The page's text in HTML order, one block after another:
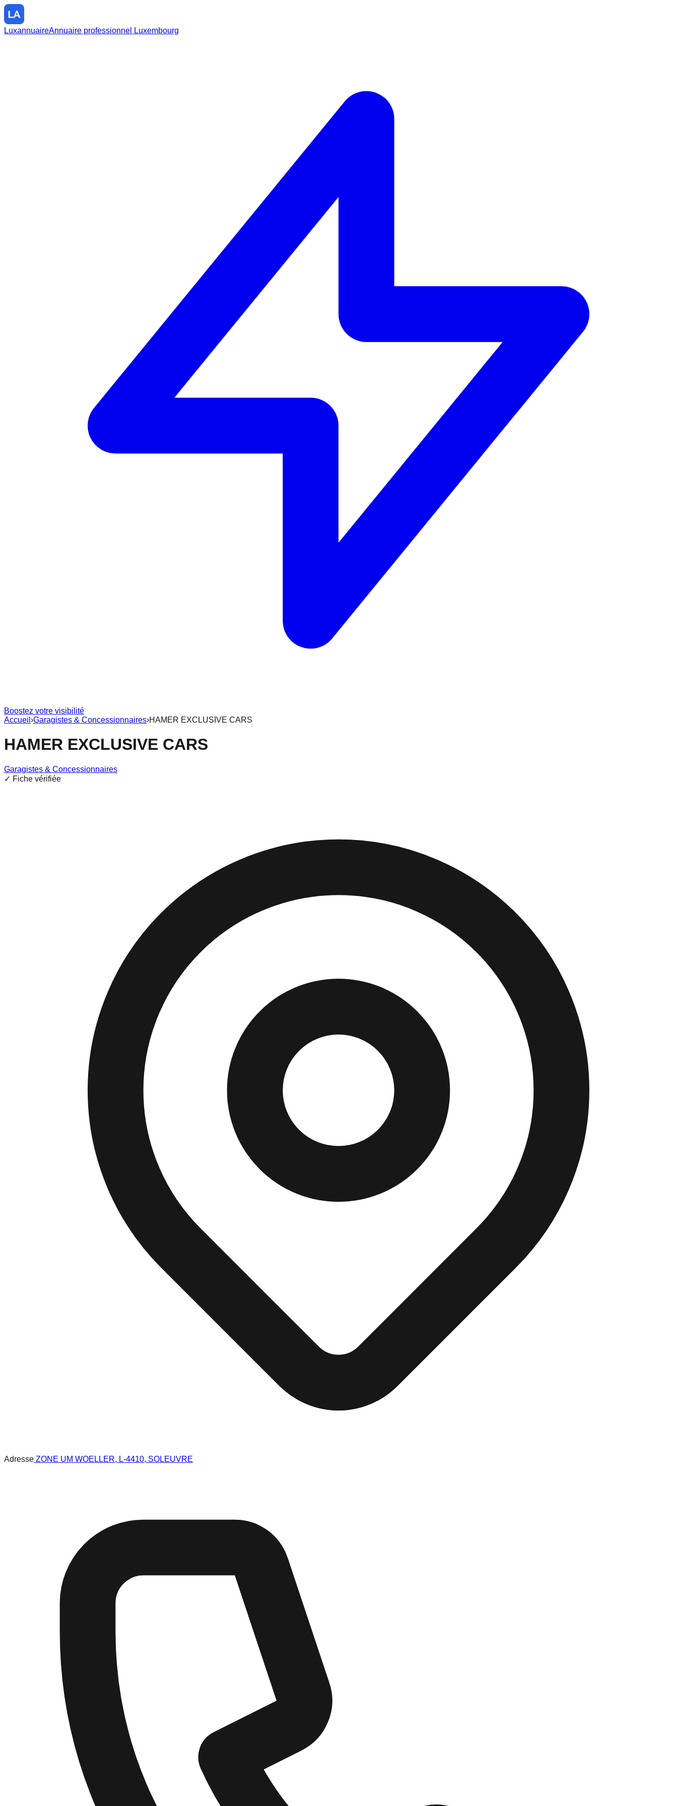
LuxannuaireAnnuaire professionnel Luxembourg
Boostez votre visibilité
Accueil ›Garagistes & Concessionnaires›HAMER EXCLUSIVE CARS
HAMER EXCLUSIVE CARS
Garagistes & Concessionnaires
✓ Fiche vérifiée
Adresse ZONE UM WOELLER, L-4410, SOLEUVRE